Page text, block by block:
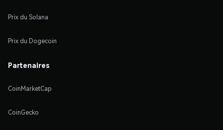
Prix du Solana
Prix du Dogecoin
Partenaires
CoinMarketCap
CoinGecko